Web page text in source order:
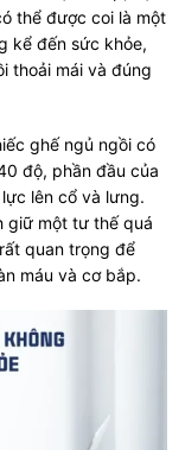
thể được coi là một
kể đến sức khỏe,
thoải mái và đúng
ghế ngủ ngồi có
độ, phần đầu của
lên cổ và lưng.
giữ một tư thế quá
quan trọng để
máu và cơ bắp.